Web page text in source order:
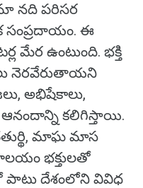
నది పరిసర
సంప్రదాయం. ఈ
మేర ఉంటుంది. భక్తి
నెరవేరుతాయని
అభిషేకాలు,
ఆనందాన్ని కలిగిస్తాయి.
మాఘ మాస
భక్తులతో
పాటు దేశంలోని వివిధ